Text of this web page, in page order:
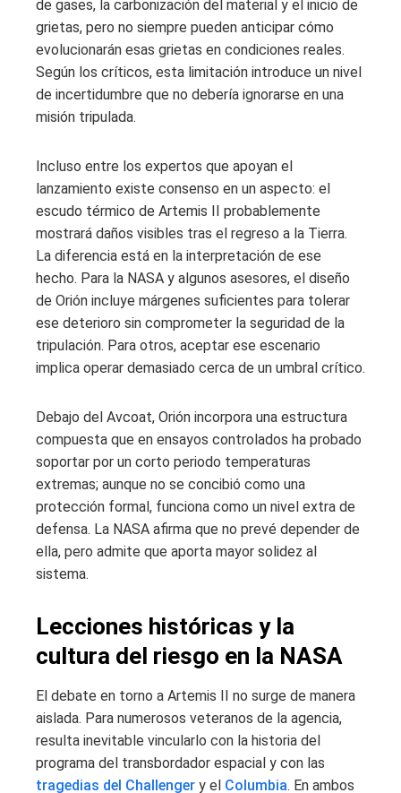
de gases, la carbonización del material y el inicio de
grietas, pero no siempre pueden anticipar cómo
evolucionarán esas grietas en condiciones reales.
Según los críticos, esta limitación introduce un nivel
de incertidumbre que no debería ignorarse en una
misión tripulada.
Incluso entre los expertos que apoyan el
lanzamiento existe consenso en un aspecto: el
escudo térmico de Artemis II probablemente
mostrará daños visibles tras el regreso a la Tierra.
La diferencia está en la interpretación de ese
hecho. Para la NASA y algunos asesores, el diseño
de Orión incluye márgenes suficientes para tolerar
ese deterioro sin comprometer la seguridad de la
tripulación. Para otros, aceptar ese escenario
implica operar demasiado cerca de un umbral crítico.
Debajo del Avcoat, Orión incorpora una estructura
compuesta que en ensayos controlados ha probado
soportar por un corto periodo temperaturas
extremas; aunque no se concibió como una
protección formal, funciona como un nivel extra de
defensa. La NASA afirma que no prevé depender de
ella, pero admite que aporta mayor solidez al
sistema.
Lecciones históricas y la
cultura del riesgo en la NASA
El debate en torno a Artemis II no surge de manera
aislada. Para numerosos veteranos de la agencia,
resulta inevitable vincularlo con la historia del
programa del transbordador espacial y con las
tragedias del Challenger y el Columbia. En ambos